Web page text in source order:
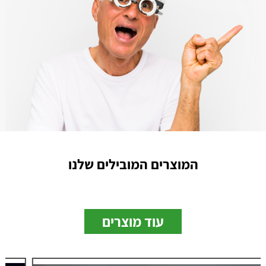
המוצרים המובילים שלנו
עוד מוצרים